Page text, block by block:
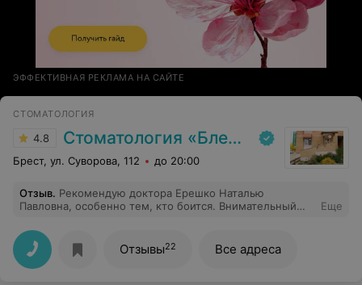
ЭФФЕКТИВНАЯ РЕКЛАМА НА САЙТЕ
СТОМАТОЛОГИЯ
4.8 Стоматология «Блеск»
Брест, ул. Суворова, 112 до 20:00
Отзыв. Рекомендую доктора Ерешко Наталью
Павловна, особенно тем, кто боится. Внимательный
минуты.
Еще
Отзывы22 Все адреса